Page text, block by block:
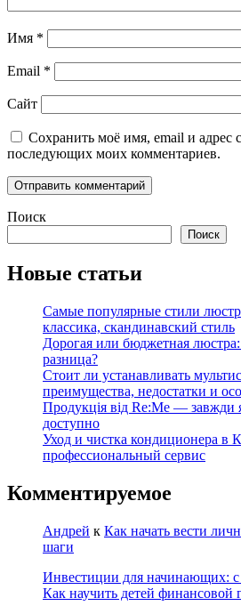
Имя *
Email *
Сайт
Сохранить моё имя, email и адрес
последующих моих комментариев.
Поиск
Поиск
Новые статьи
Самые популярные стили
классика, скандинавский стиль
Дорогая или бюджетная люстра:
разница?
Стоит ли устанавливать
преимущества, недостатки и
Продукція від Re:Me — завжди
доступно
Уход и чистка кондиционера в
профессиональный сервис
Комментируемое
Андрей к Как начать вести
шаги
Инвестиции для начинающих: с
Как научить детей финансовой